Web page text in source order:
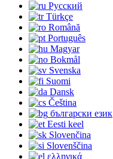
Русский
Türkçe
Română
Português
Magyar
Bokmål
Svenska
Suomi
Dansk
Čeština
български език
Eesti keel
Slovenčina
Slovenščina
ελληνικά